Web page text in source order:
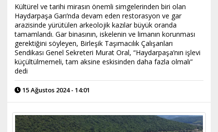
Kültürel ve tarihi mirasın önemli simgelerinden biri olan
Haydarpaşa Garı’nda devam eden restorasyon ve gar
arazisinde yürütülen arkeolojik kazılar büyük oranda
tamamlandı. Gar binasının, iskelenin ve limanın korunması
gerektiğini söyleyen, Birleşik Taşımacılık Çalışanları
Sendikası Genel Sekreteri Murat Oral, “Haydarpaşa’nın işlevi
küçültülmemeli, tam aksine eskisinden daha fazla olmalı”
dedi
15 Ağustos 2024 - 14:01